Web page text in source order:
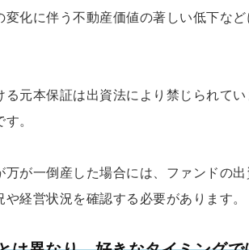
変化に伴う不動産価値の著しい低下な
る元本保証は出資法により禁じられて
。
万が一倒産した場合には、ファンドの
経営状況を確認する必要があります。